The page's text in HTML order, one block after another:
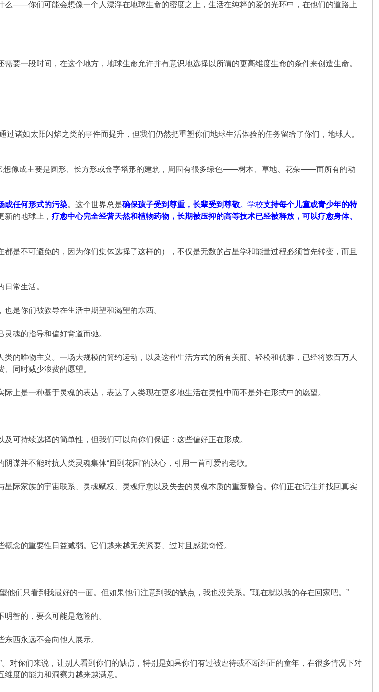
么——你们可能会想像一个人漂浮在地球生命的密度之上，生活在纯粹的爱的光环中，在他们的道路上
要一段时间，在这个地方，地球生命允许并有意识地选择以所谓的更高维度生命的条件来创造生命。
过诸如太阳闪焰之类的事件而提升，但我们仍然把重塑你们地球生活体验的任务留给了你们，地球人。
像成主要是圆形、长方形或金字塔形的建筑，周围有很多绿色——树木、草地、花朵——而所有的动
或任何形式的污染。这个世界总是确保孩子受到尊重，长辈受到尊敬。学校支持每个儿童或青少年的特
新的地球上，疗愈中心完全经营天然和植物药物，长期被压抑的高等技术已经被释放，可以疗愈身体、
是不可避免的，因为你们集体选择了这样的），不仅是无数的占星学和能量过程必须首先转变，而且
常生活。
是你们被教导在生活中期望和渴望的东西。
魂的指导和偏好背道而驰。
的唯物主义。一场大规模的简约运动，以及这种生活方式的所有美丽、轻松和优雅，已经将数百万人
同时减少浪费的愿望。
上是一种基于灵魂的表达，表达了人类现在更多地生活在灵性中而不是外在形式中的愿望。
可持续选择的简单性，但我们可以向你们保证：这些偏好正在形成。
谋并不能对抗人类灵魂集体“回到花园”的决心，引用一首可爱的老歌。
际家族的宇宙联系、灵魂赋权、灵魂疗愈以及失去的灵魂本质的重新整合。你们正在记住并找回真实
念的重要性日益减弱。它们越来越无关紧要、过时且感觉奇怪。
他们只看到我最好的一面。但如果他们注意到我的缺点，我也没关系。”现在就以我的存在回家吧。”
智的，要么可能是危险的。
西永远不会向他人展示。
对你们来说，让别人看到你们的缺点，特别是如果你们有过被虐待或不断纠正的童年，在很多情况下对
度的能力和洞察力越来越满意。